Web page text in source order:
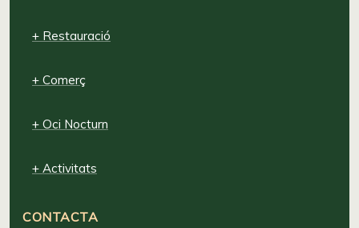
+ Restauració
+ Comerç
+ Oci Nocturn
+ Activitats
CONTACTA